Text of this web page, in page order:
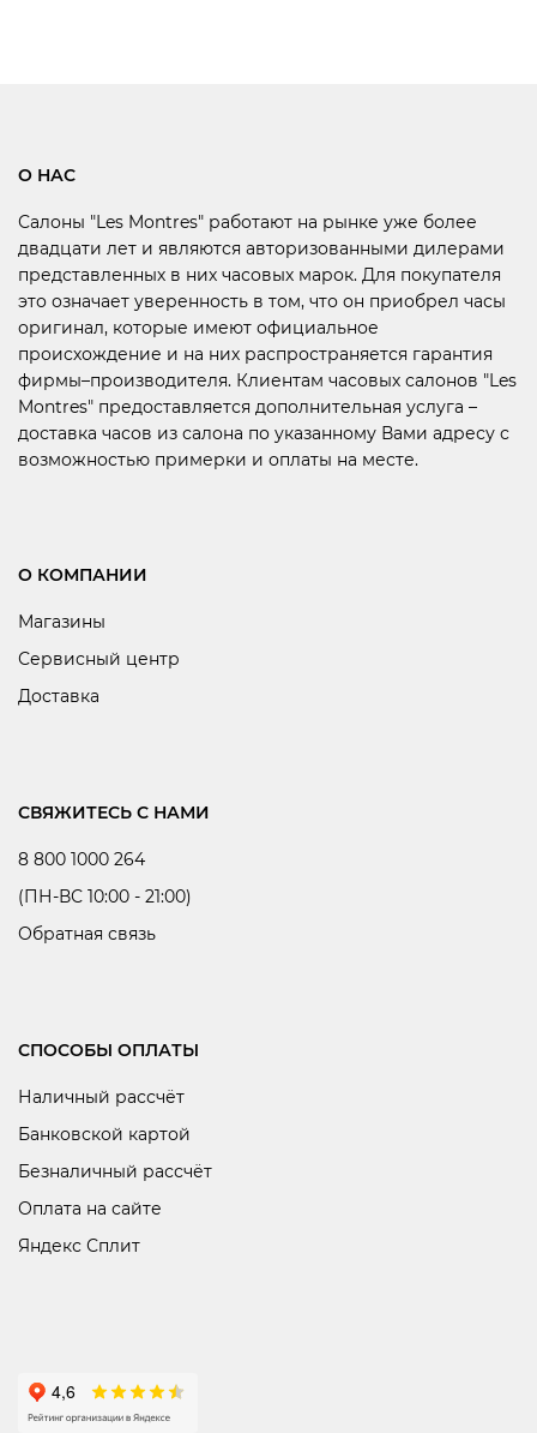
О НАС
Салоны "Les Montres" работают на рынке уже более
двадцати лет и являются авторизованными дилерами
представленных в них часовых марок. Для покупателя
это означает уверенность в том, что он приобрел часы
оригинал, которые имеют официальное
происхождение и на них распространяется гарантия
фирмы–производителя. Клиентам часовых салонов "Les
Montres" предоставляется дополнительная услуга –
доставка часов из салона по указанному Вами адресу с
возможностью примерки и оплаты на месте.
О КОМПАНИИ
Магазины
Сервисный центр
Доставка
СВЯЖИТЕСЬ С НАМИ
8 800 1000 264
(ПН-ВС 10:00 - 21:00)
Обратная связь
СПОСОБЫ ОПЛАТЫ
Наличный рассчёт
Банковской картой
Безналичный рассчёт
Оплата на сайте
Яндекс Сплит